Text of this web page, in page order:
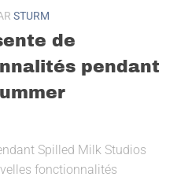
STURM
de
pendant
Spilled Milk Studios
fonctionnalités